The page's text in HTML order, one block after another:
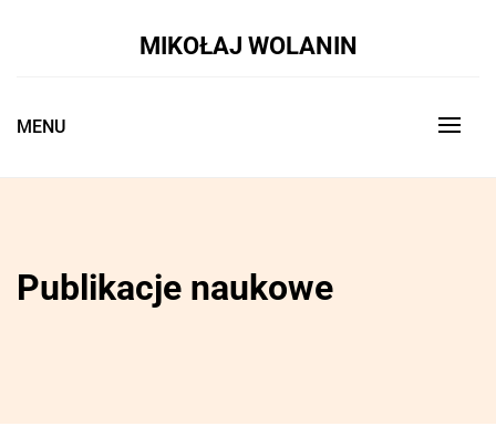
MIKOŁAJ WOLANIN
MENU
Publikacje naukowe